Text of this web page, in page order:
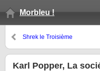
Morbleu !
Shrek le Troisième
Karl Popper, La